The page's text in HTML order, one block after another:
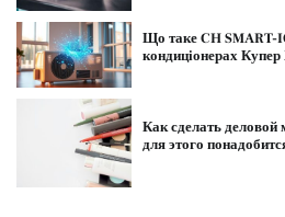
Що таке CH SMART-
кондиціонерах Купер
Как сделать
для этого